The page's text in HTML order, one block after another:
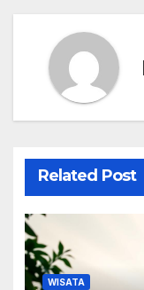
Related Post
WISATA